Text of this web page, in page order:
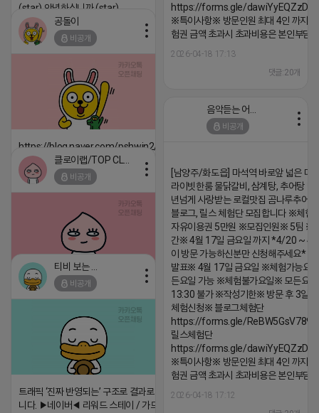
https://forms.gle/
※특이사항※ 방문인원 최대 4인 까지
험권 금액 초과시 초과비용은 본인부담
2026-04-18 17:13
댓글:20개
(star) 안녕하십니까 (star)
2026-04-18 17:12
공돌이
비공개
https://blog.naver.com/pshwin2/224023970047
2026-04-18 17:12
비공개
[남양주/화도읍] 마석역 바로앞 넓은 매
라이빗한룸 물닭갈비, 삼계탕, 추어탕 맛
년넘게 사랑받는 로컬맛집 곰나루추어
블로그, 릴스 체험단 모집합니다 ※체험
자유이용권 5만원 ※모집인원※ 5팀 ※
간※ 4월 17일 금요일 까지 *4/20 ~ 4/
이 방문 가능하신분만 신청해주세요* ※
발표※ 4월 17일 금요일 ※체험가능요
든요일 가능 ※체험불가요일※ 모든요
13:30 불가 ※작성기한※ 방문 후 3일
체험신청※ 블로그체험단
https://forms.gle/
릴스체험단
https://forms.gle/
※특이사항※ 방문인원 최대 4인 까지
험권 금액 초과시 초과비용은 본인부담
2026-04-18 17:12
비공개
2026-04-18 17:05
비공개
트래픽 ‘진짜 반영되는’ 구조로 결과로 보여드립
니다. ▶네이버◀ 리워드 스테이 / 가드 / 자몽 등